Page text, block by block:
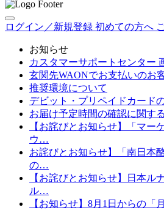
ログイン／新規登録 初めての方へ
お知らせ
カスタマーサポートセンター
玄関先WAONでお支払いのお
推奨環境について
デビット・プリペイドカード
お届け予定時間の確認に関す
【お詫びとお知らせ】「マー
ウ…
お詫びとお知らせ】「南日
の…
【お詫びとお知らせ】日本ル
ル…
【お知らせ】8月1日からの